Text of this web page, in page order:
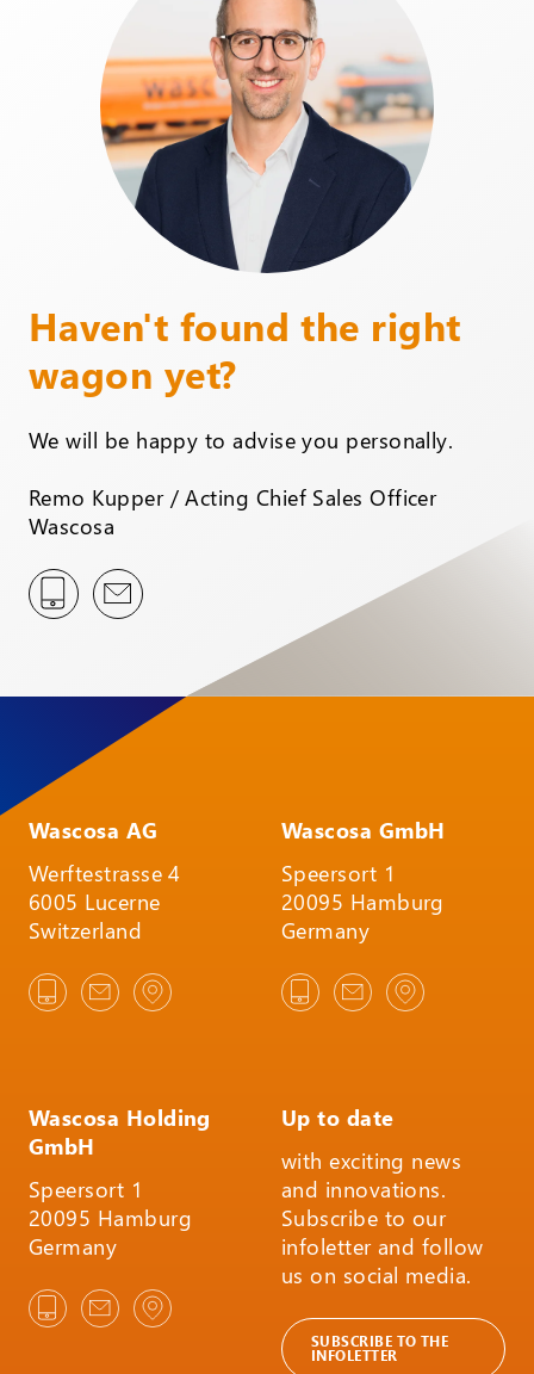
Haven't found the right
wagon yet?
We will be happy to advise you personally.
Remo Kupper / Acting Chief Sales Officer
Wascosa
Wascosa AG
Werftestrasse 4
6005 Lucerne
Switzerland
Wascosa GmbH
Speersort 1
20095 Hamburg
Germany
Wascosa Holding
GmbH
Speersort 1
20095 Hamburg
Germany
Up to date
with exciting news
and innovations.
Subscribe to our
infoletter and follow
us on social media.
SUBSCRIBE TO THE
INFOLETTER